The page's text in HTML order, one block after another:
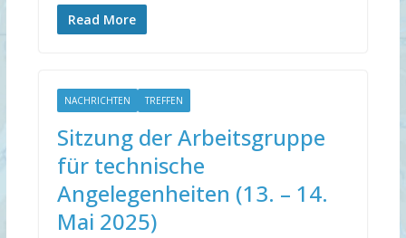
Read More
NACHRICHTEN TREFFEN
Sitzung der Arbeitsgruppe
für technische
Angelegenheiten (13. – 14.
Mai 2025)